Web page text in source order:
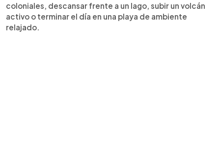
coloniales, descansar frente a un lago, subir un volcán
activo o terminar el día en una playa de ambiente
relajado.